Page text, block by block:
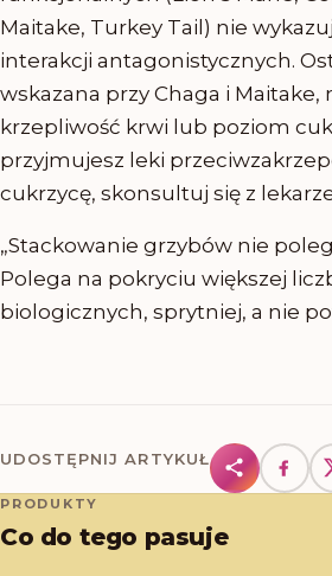
Maitake, Turkey Tail) nie
interakcji antagonistycznych.
wskazana przy Chaga i Maitake,
krzepliwość krwi lub poziom
przyjmujesz leki
cukrzycę, skonsultuj się z
„Stackowanie grzybów nie
Polega na pokryciu większej
biologicznych, sprytniej, a nie
UDOSTĘPNIJ ARTYKUŁ
PRODUKTY
Co do tego pasuje